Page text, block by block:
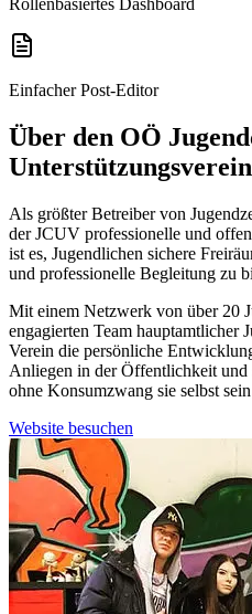
Rollenbasiertes Dashboard
Einfacher Post-Editor
Über den OÖ
Als größter Betreiber von
der JCUV professionelle und
ist es, Jugendlichen sichere
und professionelle Begleitung zu
Mit einem Netzwerk von über 20
engagierten Team hauptamtlicher
Verein die persönliche
Anliegen in der Öffentlichkeit und
ohne Konsumzwang sie selbst
Website besuchen